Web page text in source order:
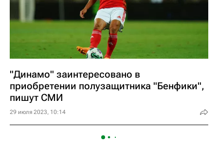
"Динамо" заинтересовано в
приобретении полузащитника "Бенфики",
пишут СМИ
29 июля 2023, 10:14